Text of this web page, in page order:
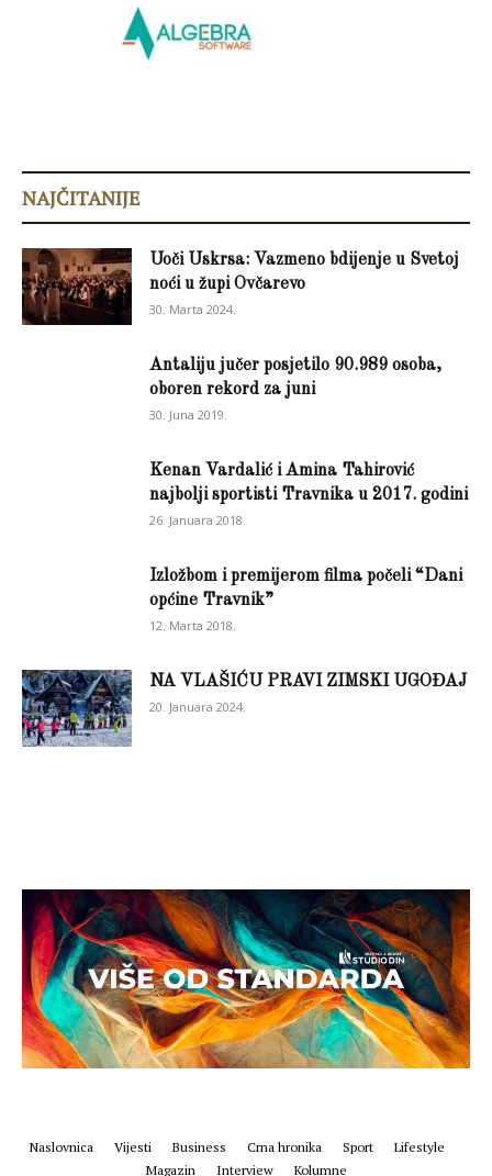
NAJČITANIJE
Uoči Uskrsa: Vazmeno bdijenje u Svetoj
noći u župi Ovčarevo
30. Marta 2024.
Antaliju jučer posjetilo 90.989 osoba,
oboren rekord za juni
30. Juna 2019.
Kenan Vardalić i Amina Tahirović
najbolji sportisti Travnika u 2017. godini
26. Januara 2018.
Izložbom i premijerom filma počeli “Dani
općine Travnik”
12. Marta 2018.
NA VLAŠIĆU PRAVI ZIMSKI UGOĐAJ
20. Januara 2024.
Naslovnica Vijesti Business Crna hronika Sport
Lifestyle
Magazin
Interview Kolumne